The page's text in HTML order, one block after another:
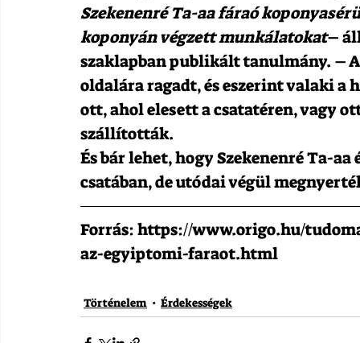
Szekenenré Ta-aa fáraó
koponyán végzett munkálatokat–
szaklapban publikált tanulmány. –
oldalára ragadt, és eszerint valaki
ott, ahol elesett a csatatéren, vagy
szállították.
És bár lehet, hogy Szekenenré Ta-
csatában, de utódai végül
Forrás: https://www.origo.hu/
az-egyiptomi-faraot.html
Történelem Érdekességek